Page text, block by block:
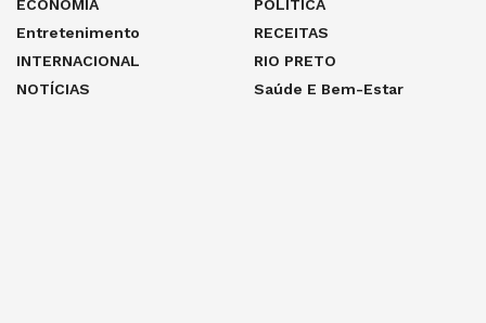
ECONOMIA
Entretenimento
INTERNACIONAL
NOTÍCIAS
POLÍTICA
RECEITAS
RIO PRETO
Saúde E Bem-Estar